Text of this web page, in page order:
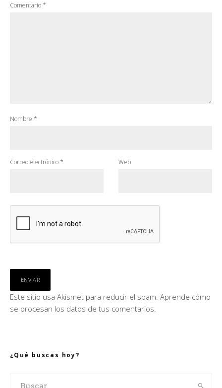
Comentario *
Nombre *
Correo electrónico * Web
Este sitio usa Akismet para reducir el spam. Aprende cómo
se procesan los datos de tus comentarios.
¿Qué buscas hoy?